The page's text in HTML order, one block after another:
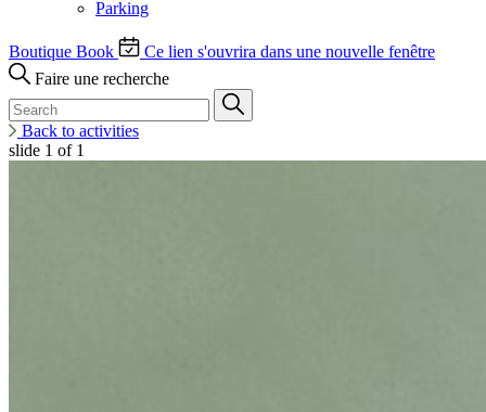
Parking
Boutique Book
Ce lien s'ouvrira dans une nouvelle fenêtre
Faire une recherche
Back to activities
slide 1 of 1